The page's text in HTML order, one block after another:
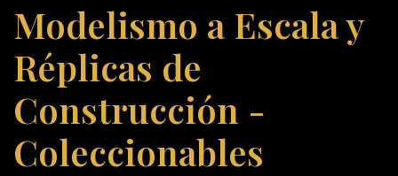
Modelismo a Escala y
Réplicas de
Construcción -
Coleccionables